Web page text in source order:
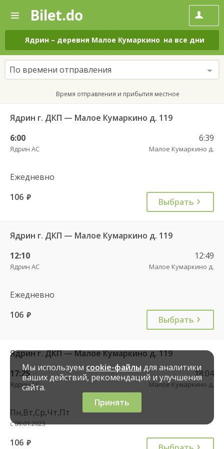
—
Поиск
и
покупка
билетов
на
автобус
онлайн
Bilet.do
Ядрин – деревня Малое Кумаркино на все дни
По времени отправления
Время отправления и прибытия местное
Ядрин г. ДКП — Малое Кумаркино д. 119
6:00
Ядрин АС
6:39
Малое Кумаркино д.
Ежедневно
106 руб. Выбрать
Ядрин г. ДКП — Малое Кумаркино д. 119
12:10
Ядрин АС
12:49
Малое Кумаркино д.
Ежедневно
106 руб. Выбрать
Ядрин г. ДКП — Малое Кумаркино д. 119
17:25
Ядрин АС
18:04
Малое Кумаркино д.
Пн,Вт,Ср,Чт,Пт
с 09.01.2023
106 руб.
Мы используем cookie-файлы для аналитики
ваших действий, рекомендаций и улучшения
сайта.
Принять